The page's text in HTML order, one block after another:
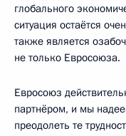
глобального
ситуация остаётся
также является
не только Евросоюза.
Евросоюз
партнёром, и мы
преодолеть те